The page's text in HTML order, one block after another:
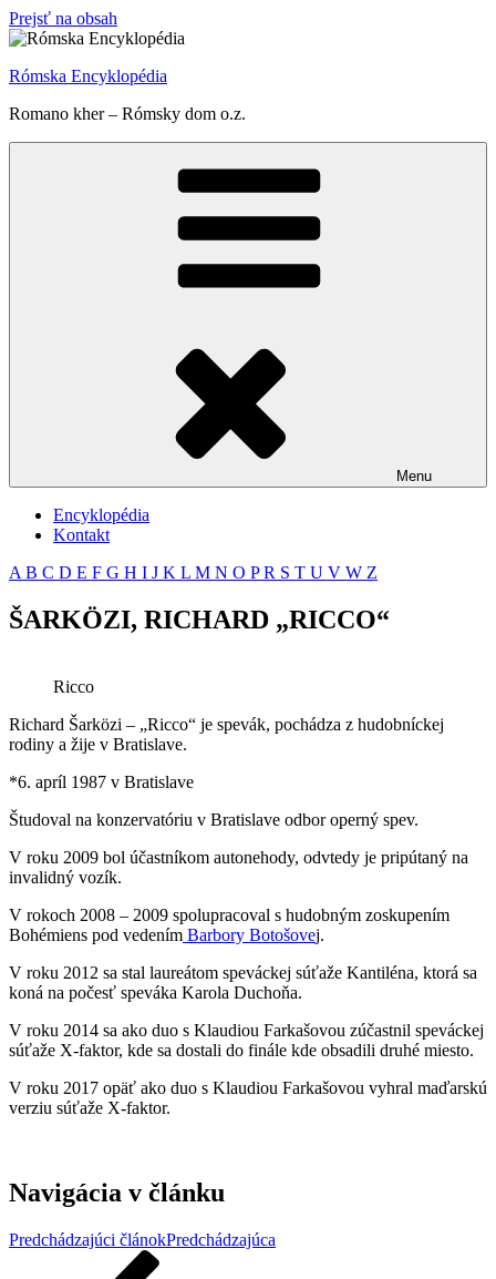
Prejsť na obsah
Rómska Encyklopédia
Romano kher – Rómsky dom o.z.
Menu
Encyklopédia
Kontakt
A B C D E F G H I J K L M N O PR S T U V W Z
ŠARKÖZI, RICHARD „RICCO“
Ricco
Richard Šarközi – „Ricco“ je spevák, pochádza z hudobníckej
rodiny a žije v Bratislave.
*6. apríl 1987 v Bratislave
Študoval na konzervatóriu v Bratislave odbor operný spev.
V roku 2009 bol účastníkom autonehody, odvtedy je pripútaný na
invalidný vozík.
V rokoch 2008 – 2009 spolupracoval s hudobným zoskupením
Bohémiens pod vedením Barbory Botošovej.
V roku 2012 sa stal laureátom speváckej súťaže Kantiléna, ktorá sa
koná na počesť speváka Karola Duchoňa.
V roku 2014 sa ako duo s Klaudiou Farkašovou zúčastnil speváckej
súťaže X-faktor, kde sa dostali do finále kde obsadili druhé miesto.
V roku 2017 opäť ako duo s Klaudiou Farkašovou vyhral maďarskú
verziu súťaže X-faktor.
Navigácia v článku
Predchádzajúci článokPredchádzajúca